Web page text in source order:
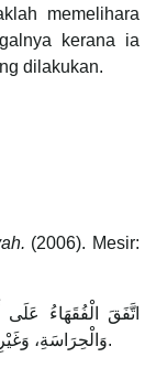
memelihara
kerana ia
dilakukan.
(2006). Mesir:
اتَّفَقَ الْفُقَهَاءُ عَلَى
وَالْحِرَاسَةِ، وَغَيْرِهِمَا مِنْ وُجُوهِ الاِنْتِفَاعِ الَّتِي لَمْ يَنْهَ الشَّارِعُ عَنْهَا.